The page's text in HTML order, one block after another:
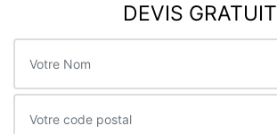
DEVIS GRATUIT